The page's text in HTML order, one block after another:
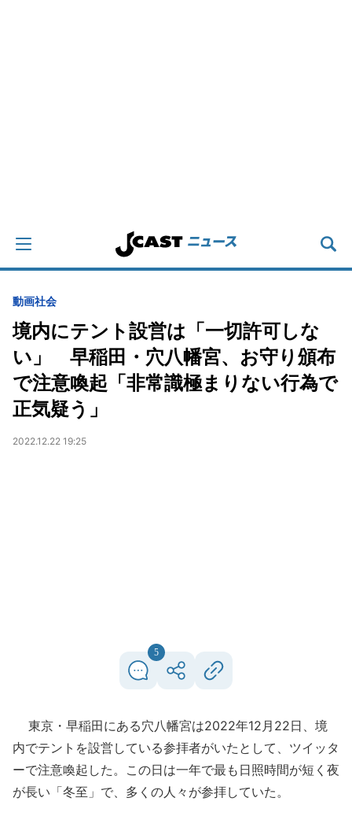
動画社会
境内にテント設営は「一切許可しな
い」 早稲田・穴八幡宮、お守り頒布
で注意喚起「非常識極まりない行為で
正気疑う」
2022.12.22 19:25
5
東京・早稲田にある穴八幡宮は2022年12月22日、境
内でテントを設営している参拝者がいたとして、ツイッタ
ーで注意喚起した。この日は一年で最も日照時間が短く夜
が長い「冬至」で、多くの人々が参拝していた。